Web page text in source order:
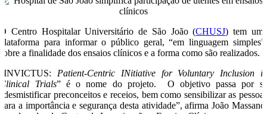
O Centro Hospitalar Universitário de São João (CHUSJ) tem uma
plataforma para informar o público geral, “em linguagem simples”,
sobre a finalidade dos ensaios clínicos e a forma como são realizados.
“INVICTUS: Patient-Centric INitiative for Voluntary Inclusion in
Clinical Trials” é o nome do projeto. O objetivo passa por se
“desmistificar preconceitos e receios, bem como sensibilizar as pessoas
para a importância e segurança desta atividade”, afirma João Massano,